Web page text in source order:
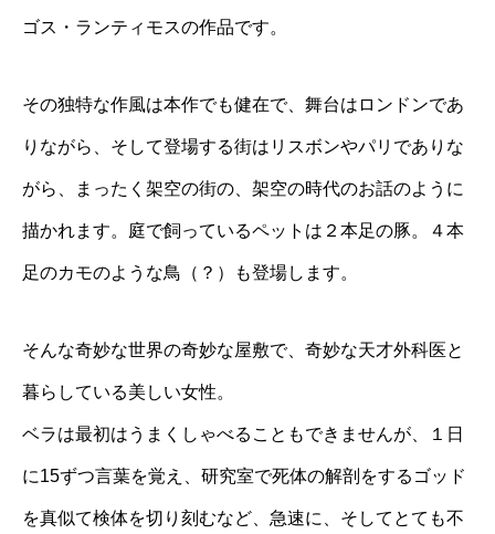
ゴス・ランティモスの作品です。
その独特な作風は本作でも健在で、舞台はロンドンであ
りながら、そして登場する街はリスボンやパリでありな
がら、まったく架空の街の、架空の時代のお話のように
描かれます。庭で飼っているペットは２本足の豚。４本
足のカモのような鳥（？）も登場します。
そんな奇妙な世界の奇妙な屋敷で、奇妙な天才外科医と
暮らしている美しい女性。
ベラは最初はうまくしゃべることもできませんが、１日
に15ずつ言葉を覚え、研究室で死体の解剖をするゴッド
を真似て検体を切り刻むなど、急速に、そしてとても不